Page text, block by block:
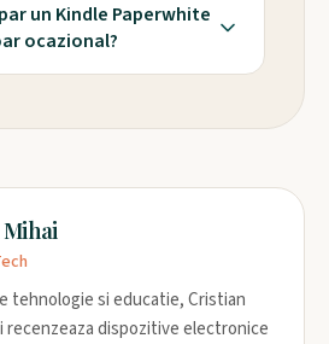
un Kindle Paperwhite
ocazional?
tehnologie si educatie, Cristian
recenzeaza dispozitive electronice